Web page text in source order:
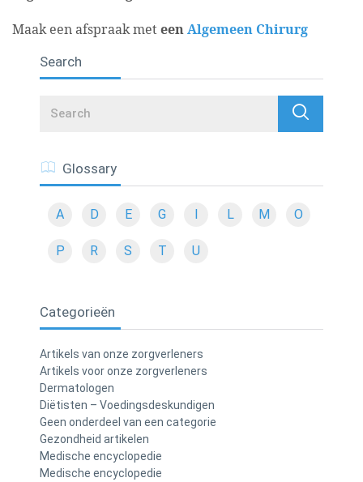
Maak een afspraak meteenAlgemeen Chirurg
Search
Search
Glossary
A D E G I L M O
P R S T U
Categorieën
Artikels van onze zorgverleners
Artikels voor onze zorgverleners
Dermatologen
Diëtisten – Voedingsdeskundigen
Geen onderdeel van een categorie
Gezondheid artikelen
Medische encyclopedie
Medische encyclopedie